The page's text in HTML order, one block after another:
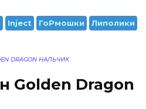
Inject ГоРмошки Липолики
DRAGON НАЛЬЧИК
Golden Dragon